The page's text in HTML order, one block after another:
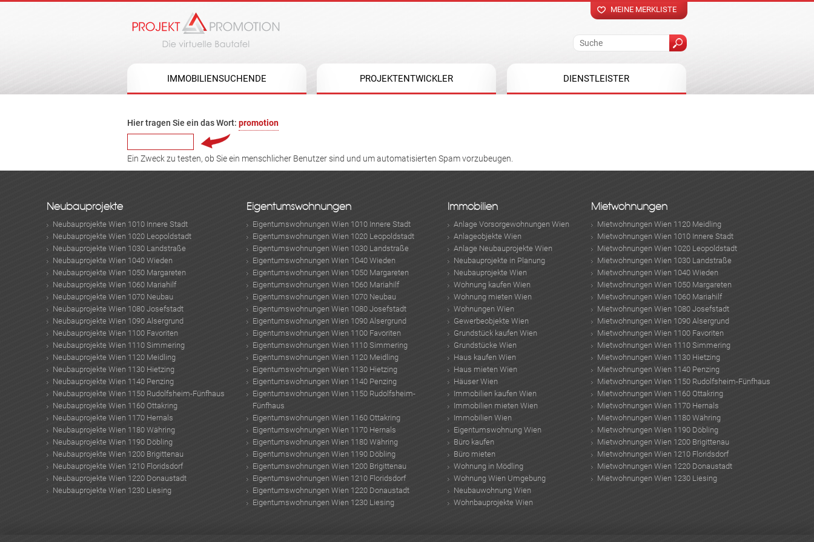
MEINE MERKLISTE
IMMOBILIENSUCHENDE PROJEKTENTWICKLER DIENSTLEISTER
Hier tragen Sie ein das Wort: promotion
Ein Zweck zu testen, ob Sie ein menschlicher Benutzer sind und um automatisierten Spam vorzubeugen.
Neubauprojekte
Neubauprojekte Wien 1010 Innere Stadt
Neubauprojekte Wien 1020 Leopoldstadt
Neubauprojekte Wien 1030 Landstraße
Neubauprojekte Wien 1040 Wieden
Neubauprojekte Wien 1050 Margareten
Neubauprojekte Wien 1060 Mariahilf
Neubauprojekte Wien 1070 Neubau
Neubauprojekte Wien 1080 Josefstadt
Neubauprojekte Wien 1090 Alsergrund
Neubauprojekte Wien 1100 Favoriten
Neubauprojekte Wien 1110 Simmering
Neubauprojekte Wien 1120 Meidling
Neubauprojekte Wien 1130 Hietzing
Neubauprojekte Wien 1140 Penzing
Neubauprojekte Wien 1150 Rudolfsheim-Fünfhaus
Neubauprojekte Wien 1160 Ottakring
Neubauprojekte Wien 1170 Hernals
Neubauprojekte Wien 1180 Währing
Neubauprojekte Wien 1190 Döbling
Neubauprojekte Wien 1200 Brigittenau
Neubauprojekte Wien 1210 Floridsdorf
Neubauprojekte Wien 1220 Donaustadt
Neubauprojekte Wien 1230 Liesing
Eigentumswohnungen
Eigentumswohnungen Wien 1010 Innere Stadt
Eigentumswohnungen Wien 1020 Leopoldstadt
Eigentumswohnungen Wien 1030 Landstraße
Eigentumswohnungen Wien 1040 Wieden
Eigentumswohnungen Wien 1050 Margareten
Eigentumswohnungen Wien 1060 Mariahilf
Eigentumswohnungen Wien 1070 Neubau
Eigentumswohnungen Wien 1080 Josefstadt
Eigentumswohnungen Wien 1090 Alsergrund
Eigentumswohnungen Wien 1100 Favoriten
Eigentumswohnungen Wien 1110 Simmering
Eigentumswohnungen Wien 1120 Meidling
Eigentumswohnungen Wien 1130 Hietzing
Eigentumswohnungen Wien 1140 Penzing
Eigentumswohnungen Wien 1150 Rudolfsheim-
Fünfhaus
Eigentumswohnungen Wien 1160 Ottakring
Eigentumswohnungen Wien 1170 Hernals
Eigentumswohnungen Wien 1180 Währing
Eigentumswohnungen Wien 1190 Döbling
Eigentumswohnungen Wien 1200 Brigittenau
Eigentumswohnungen Wien 1210 Floridsdorf
Eigentumswohnungen Wien 1220 Donaustadt
Eigentumswohnungen Wien 1230 Liesing
Immobilien
Anlage Vorsorgewohnungen Wien
Anlageobjekte Wien
Anlage Neubauprojekte Wien
Neubauprojekte in Planung
Neubauprojekte Wien
Wohnung kaufen Wien
Wohnung mieten Wien
Wohnungen Wien
Gewerbeobjekte Wien
Grundstück kaufen Wien
Grundstücke Wien
Haus kaufen Wien
Haus mieten Wien
Häuser Wien
Immobilien kaufen Wien
Immobilien mieten Wien
Immobilien Wien
Eigentumswohnung Wien
Büro kaufen
Büro mieten
Wohnung in Mödling
Wohnung Wien Umgebung
Neubauwohnung Wien
Wohnbauprojekte Wien
Mietwohnungen
Mietwohnungen Wien 1120 Meidling
Mietwohnungen Wien 1010 Innere Stadt
Mietwohnungen Wien 1020 Leopoldstadt
Mietwohnungen Wien 1030 Landstraße
Mietwohnungen Wien 1040 Wieden
Mietwohnungen Wien 1050 Margareten
Mietwohnungen Wien 1060 Mariahilf
Mietwohnungen Wien 1080 Josefstadt
Mietwohnungen Wien 1090 Alsergrund
Mietwohnungen Wien 1100 Favoriten
Mietwohnungen Wien 1110 Simmering
Mietwohnungen Wien 1130 Hietzing
Mietwohnungen Wien 1140 Penzing
Mietwohnungen Wien 1150 Rudolfsheim-Fünfhaus
Mietwohnungen Wien 1160 Ottakring
Mietwohnungen Wien 1170 Hernals
Mietwohnungen Wien 1180 Währing
Mietwohnungen Wien 1190 Döbling
Mietwohnungen Wien 1200 Brigittenau
Mietwohnungen Wien 1210 Floridsdorf
Mietwohnungen Wien 1220 Donaustadt
Mietwohnungen Wien 1230 Liesing